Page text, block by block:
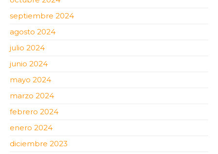
septiembre 2024
agosto 2024
julio 2024
junio 2024
mayo 2024
marzo 2024
febrero 2024
enero 2024
diciembre 2023